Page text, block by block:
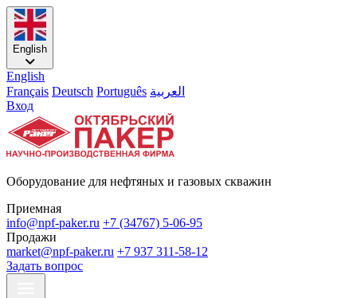
English
English
Français Deutsch Português العربية
Вход
Оборудование для нефтяных и газовых скважин
Приемная
info@npf-paker.ru +7 (34767) 5-06-95
Продажи
market@npf-paker.ru +7 937 311-58-12
Задать вопрос